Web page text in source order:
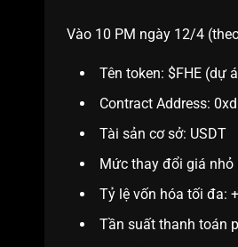
Vào 10 PM ngày 12/4
Tên token: $FHE (dự
Contract Address:
Tài sản cơ sở: USDT
Mức thay đổi giá nhỏ
Tỷ lệ vốn hóa tối đa:
Tần suất thanh toán